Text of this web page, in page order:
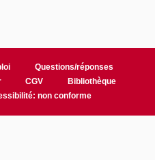
Questions/réponses
CGV
Bibliothèque
non conforme